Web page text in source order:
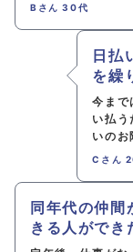
Bさん 30代
日払
を繰
今まで
い払う
いのお
Cさん
同年代の仲間
きる人ができ